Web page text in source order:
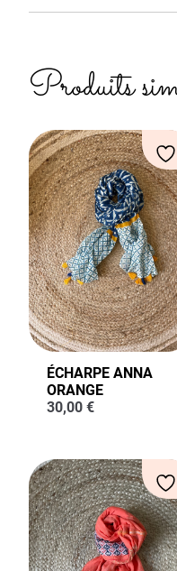
Produits
ÉCHARPE ANNA
ORANGE
30,00 €